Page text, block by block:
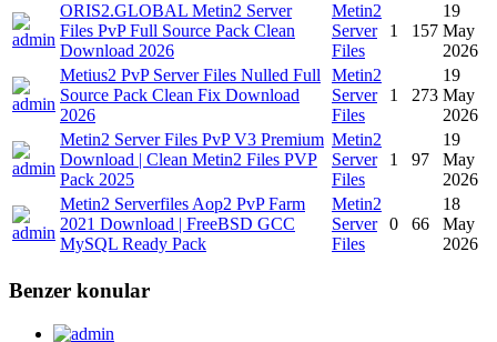
ORIS2.GLOBAL Metin2 Server
Files PvP Full Source Pack Clean
Download 2026
Metin2
Server
Files
1 157
19
May
2026
Metius2 PvP Server Files Nulled Full
Source Pack Clean Fix Download
2026
Metin2
Server
Files
1 273
19
May
2026
Metin2 Server Files PvP V3 Premium
Download | Clean Metin2 Files PVP
Pack 2025
Metin2
Server
Files
1 97
19
May
2026
Metin2 Serverfiles Aop2 PvP Farm
2021 Download | FreeBSD GCC
MySQL Ready Pack
Metin2
Server
Files
0 66
18
May
2026
Benzer konular